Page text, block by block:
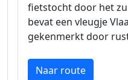
fietstocht door het
bevat een vleugje
gekenmerkt door
Naar route